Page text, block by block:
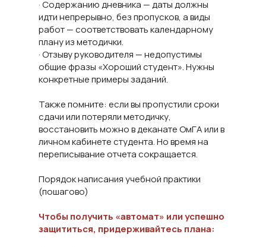
· Содержанию дневника — даты должны
идти непрерывно, без пропусков, а виды
работ — соответствовать календарному
плану из методички.
· Отзыву руководителя — недопустимы
общие фразы «Хороший студент». Нужны
конкретные примеры заданий.
Также помните: если вы пропустили сроки
сдачи или потеряли методичку,
восстановить можно в деканате ОмГА или в
личном кабинете студента. Но время на
переписывание отчета сокращается.
Порядок написания учебной практики
(пошагово)
Чтобы получить «автомат» или успешно
защититься, придерживайтесь плана: